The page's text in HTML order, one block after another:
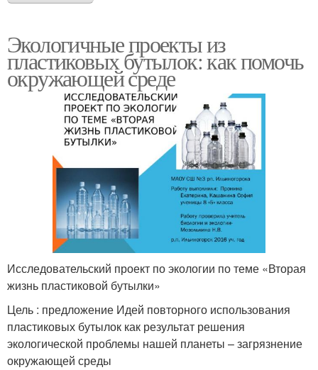
Экологичные проекты из
пластиковых бутылок: как помочь
окружающей среде
Исследовательский проект по экологии по теме «Вторая
жизнь пластиковой бутылки»
Цель : предложение Идей повторного использования
пластиковых бутылок как результат решения
экологической проблемы нашей планеты – загрязнение
окружающей среды